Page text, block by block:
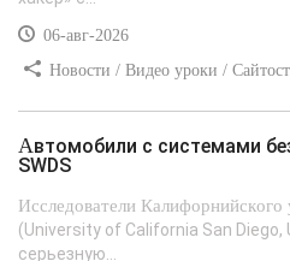
06-авг-2026
Новости / Видео уроки /
Автомобили с системами безопасности KARR и
SWDS
Исследователи
(University of California San Diego,
серьезную...